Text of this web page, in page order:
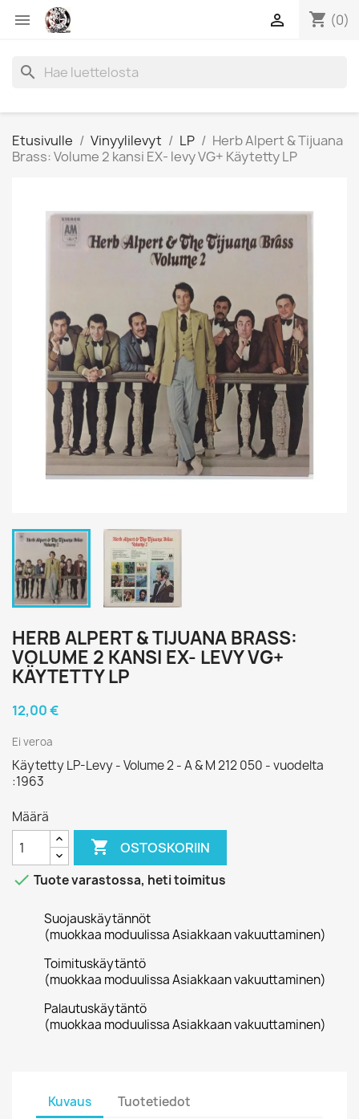
 shopping_cart (0)

search
Etusivulle Vinyylilevyt LP
Herb Alpert & Tijuana
Brass: Volume 2 kansi EX- levy VG+ Käytetty LP
HERB ALPERT & TIJUANA BRASS:
VOLUME 2 KANSI EX- LEVY VG+
KÄYTETTY LP
12,00 €
Ei veroa
Käytetty LP-Levy - Volume 2 - A & M 212 050 - vuodelta
:1963
Määrä
 OSTOSKORIIN
 Tuote varastossa, heti toimitus
Suojauskäytännöt
(muokkaa moduulissa Asiakkaan vakuuttaminen)
Toimituskäytäntö
(muokkaa moduulissa Asiakkaan vakuuttaminen)
Palautuskäytäntö
(muokkaa moduulissa Asiakkaan vakuuttaminen)
Kuvaus Tuotetiedot